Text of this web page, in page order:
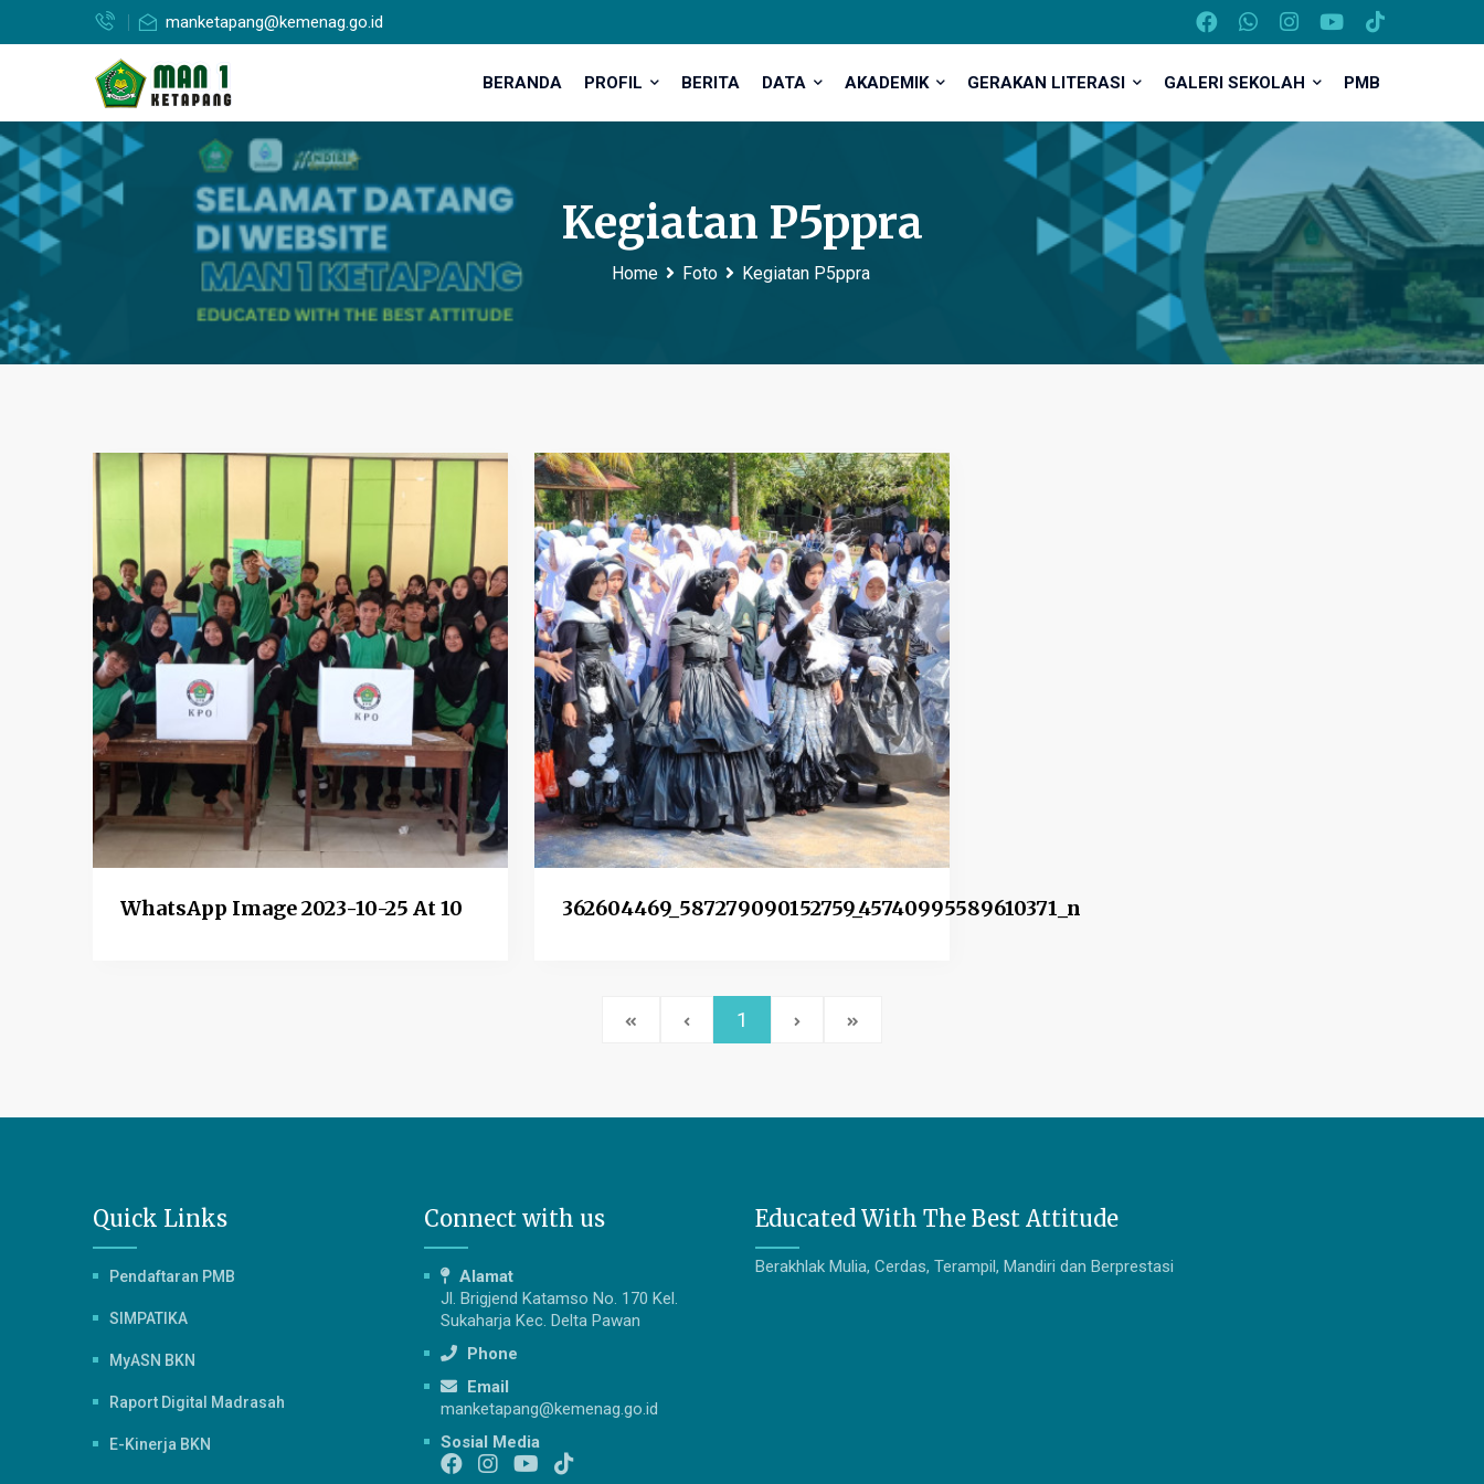
manketapang@kemenag.go.id
BERANDA PROFIL BERITA DATA AKADEMIK GERAKAN LITERASI GALERI SEKOLAH PMB
Kegiatan P5ppra
Home Foto Kegiatan P5ppra
WhatsApp Image 2023-10-25 At 10 362604469_587279090152759_45740995589610371_n
1
Quick Links
Pendaftaran PMB
SIMPATIKA
MyASN BKN
Raport Digital Madrasah
E-Kinerja BKN
Connect with us
Alamat
Jl. Brigjend Katamso No. 170 Kel.
Sukaharja Kec. Delta Pawan
Phone
Email
manketapang@kemenag.go.id
Sosial Media
Educated With The Best Attitude
Berakhlak Mulia, Cerdas, Terampil, Mandiri dan Berprestasi